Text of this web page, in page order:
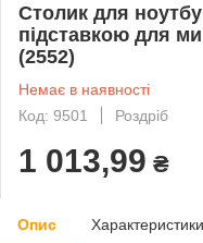
Столик для
підставкою для
(2552)
Немає в наявності
Код: 9501
Роздріб
1 013,99 ₴
Опис Характеристики